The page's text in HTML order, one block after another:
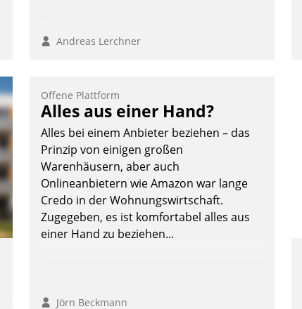
Andreas Lerchner
Offene Plattform
Alles aus einer Hand?
Alles bei einem Anbieter beziehen – das
Prinzip von einigen großen
Warenhäusern, aber auch
Onlineanbietern wie Amazon war lange
Credo in der Wohnungswirtschaft.
Zugegeben, es ist komfortabel alles aus
einer Hand zu beziehen...
Jörn Beckmann